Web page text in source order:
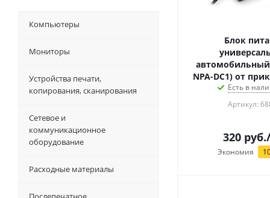
Блок
автомобильный
NPA-DC1) от
Есть в
Артикул:
320руб.
Экономия
Компьютеры
Мониторы
Устройства печати,
копирования, сканирования
Сетевое и
коммуникационное
оборудование
Расходные материалы